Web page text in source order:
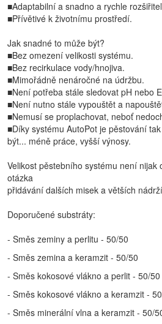
■Adaptabilní a snadno a rychle
■Přívětivé k životnímu prostředí.
Jak snadné to může být?
■Bez omezení velikosti systému.
■Bez recirkulace vody/hnojiva.
■Mimořádně nenáročné na údržbu.
■Není potřeba stále sledovat pH nebo
■Není nutno stále vypouštět a
■Nemusí se proplachovat, neboť
■Díky systému AutoPot je pěstování
být... méně práce, vyšší výnosy.
Velikost pěstebního systému není nijak
otázka
přidávání dalších misek a větších
Doporučené substráty:
- Směs zeminy a perlitu - 50/50
- Směs zemina a keramzit - 50/50
- Směs kokosové vlákno a perlit - 50/50
- Směs kokosové vlákno a keramzit -
- Směs minerální vlna a keramzit - 50/